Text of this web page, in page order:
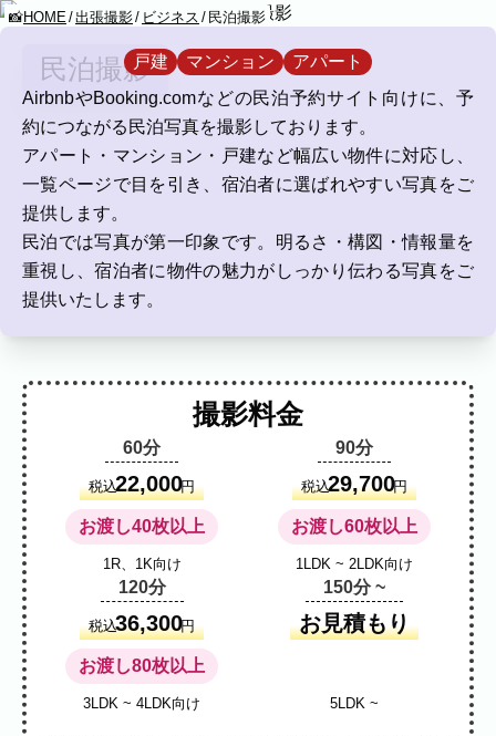
KUMICODE
YOMENONAMAEWOYAGOUNISHIMASHITA
出張撮影
出張撮影
下記より、ご希望の撮影カテゴリをご覧い
ただけます。
ネット予約では予約状況の確認からご予約
まで、スムーズにご利用いただけます。
プロフィール
ECサイト商品
イベント
ネット予約
空き状況の確認からご予約まで、24時間いつでもご利用
撮影実績
撮影実績
HOME 出張撮影 ビジネス 民泊撮影
民泊撮影
AirbnbやBooking.comなどの民泊予約サイト向けに、予
約につながる民泊写真を撮影しております。
アパート・マンション・戸建など幅広い物件に対応し、
一覧ページで目を引き、宿泊者に選ばれやすい写真をご
提供します。
民泊では写真が第一印象です。明るさ・構図・情報量を
重視し、宿泊者に物件の魅力がしっかり伝わる写真をご
提供いたします。
対応物件タイプ
戸建 マンション アパート
撮影料金
60分
税込22,000円
お渡し40枚以上
1R、1K向け
90分
税込29,700円
お渡し60枚以上
1LDK ~ 2LDK向け
120分
税込36,300円
お渡し80枚以上
3LDK ~ 4LDK向け
150分 ~
お見積もり
5LDK ~